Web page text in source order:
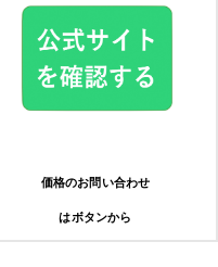
価格のお問い合わせ
はボタンから